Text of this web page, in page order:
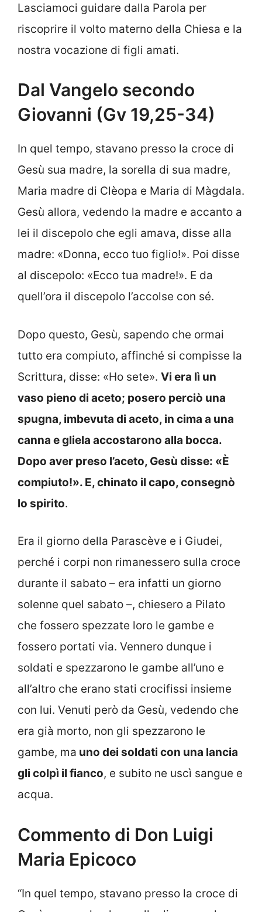
Lasciamoci guidare dalla Parola per
riscoprire il volto materno della Chiesa e la
nostra vocazione di figli amati.
Dal Vangelo secondo
Giovanni (Gv 19,25-34)
In quel tempo, stavano presso la croce di
Gesù sua madre, la sorella di sua madre,
Maria madre di Clèopa e Maria di Màgdala.
Gesù allora, vedendo la madre e accanto a
lei il discepolo che egli amava, disse alla
madre: «Donna, ecco tuo figlio!». Poi disse
al discepolo: «Ecco tua madre!». E da
quell’ora il discepolo l’accolse con sé.
Dopo questo, Gesù, sapendo che ormai
tutto era compiuto, affinché si compisse la
Scrittura, disse: «Ho sete». Vi era lì un
vaso pieno di aceto; posero perciò una
spugna, imbevuta di aceto, in cima a una
canna e gliela accostarono alla bocca.
Dopo aver preso l’aceto, Gesù disse: «È
compiuto!». E, chinato il capo, consegnò
lo spirito.
Era il giorno della Parascève e i Giudei,
perché i corpi non rimanessero sulla croce
durante il sabato – era infatti un giorno
solenne quel sabato –, chiesero a Pilato
che fossero spezzate loro le gambe e
fossero portati via. Vennero dunque i
soldati e spezzarono le gambe all’uno e
all’altro che erano stati crocifissi insieme
con lui. Venuti però da Gesù, vedendo che
era già morto, non gli spezzarono le
gambe, ma uno dei soldati con una lancia
gli colpì il fianco, e subito ne uscì sangue e
acqua.
Commento di Don Luigi
Maria Epicoco
“In quel tempo, stavano presso la croce di